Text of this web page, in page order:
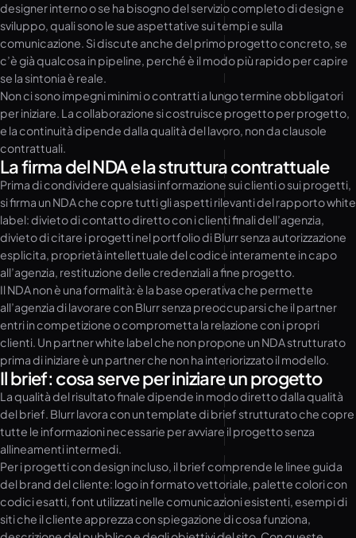
designer interno o se ha bisogno del servizio completo di design e
sviluppo, quali sono le sue aspettative sui tempi e sulla
comunicazione. Si discute anche del primo progetto concreto, se
c’è già qualcosa in pipeline, perché è il modo più rapido per capire
se la sintonia è reale.
Non ci sono impegni minimi o contratti a lungo termine obbligatori
per iniziare. La collaborazione si costruisce progetto per progetto,
e la continuità dipende dalla qualità del lavoro, non da clausole
contrattuali.
La firma del NDA e la struttura contrattuale
Prima di condividere qualsiasi informazione sui clienti o sui progetti,
si firma un NDA che copre tutti gli aspetti rilevanti del rapporto white
label: divieto di contatto diretto con i clienti finali dell’agenzia,
divieto di citare i progetti nel portfolio di Blurr senza autorizzazione
esplicita, proprietà intellettuale del codice interamente in capo
all’agenzia, restituzione delle credenziali a fine progetto.
Il NDA non è una formalità: è la base operativa che permette
all’agenzia di lavorare con Blurr senza preoccuparsi che il partner
entri in competizione o comprometta la relazione con i propri
clienti. Un partner white label che non propone un NDA strutturato
prima di iniziare è un partner che non ha interiorizzato il modello.
Il brief: cosa serve per iniziare un progetto
La qualità del risultato finale dipende in modo diretto dalla qualità
del brief. Blurr lavora con un template di brief strutturato che copre
tutte le informazioni necessarie per avviare il progetto senza
allineamenti intermedi.
Per i progetti con design incluso, il brief comprende le linee guida
del brand del cliente: logo in formato vettoriale, palette colori con
codici esatti, font utilizzati nelle comunicazioni esistenti, esempi di
siti che il cliente apprezza con spiegazione di cosa funziona,